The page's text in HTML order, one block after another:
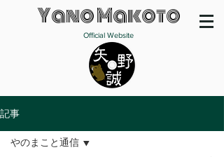
Yano Makoto
Official Website
記事
やのまこと通信